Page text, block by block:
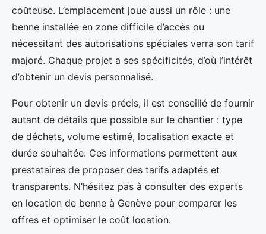
coûteuse. L’emplacement joue aussi un rôle : une
benne installée en zone difficile d’accès ou
nécessitant des autorisations spéciales verra son tarif
majoré. Chaque projet a ses spécificités, d’où l’intérêt
d’obtenir un devis personnalisé.
Pour obtenir un devis précis, il est conseillé de fournir
autant de détails que possible sur le chantier : type
de déchets, volume estimé, localisation exacte et
durée souhaitée. Ces informations permettent aux
prestataires de proposer des tarifs adaptés et
transparents. N’hésitez pas à consulter des experts
en location de benne à Genève pour comparer les
offres et optimiser le coût location.